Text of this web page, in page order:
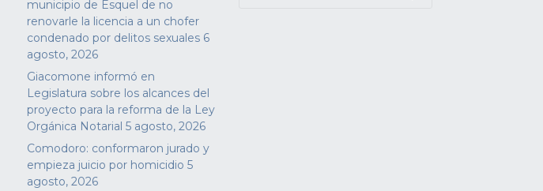
municipio de Esquel de no
renovarle la licencia a un chofer
condenado por delitos sexuales 6
agosto, 2026
Giacomone informó en
Legislatura sobre los alcances del
proyecto para la reforma de la Ley
Orgánica Notarial 5 agosto, 2026
Comodoro: conformaron jurado y
empieza juicio por homicidio 5
agosto, 2026